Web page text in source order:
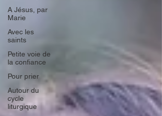
A Jésus, par
Marie
Avec les
saints
Petite voie de
la confiance
Pour prier
Autour du
cycle
liturgique